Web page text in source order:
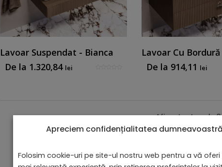
Lavoar Suspendat - Bianca
De la 1.320,84 lei
Lavoar Cu
De la 914,11 lei
Lavoar Suspendat Bianca –
Bianca, un element de design
Afișez toate cele
Apreciem confidențialitatea dumneavoastră
Folosim cookie-uri pe site-ul nostru web pentru a vă oferi